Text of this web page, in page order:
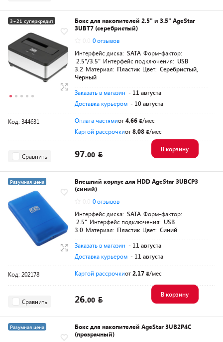
3+21 суперкредит
Разумная цена
Бокс для накопителей 2.5" и 3.5" AgeStar
3UBT7 (серебристый)
0 отзывов
Интерфейс диска: SATA Форм-фактор:
2.5"/3.5" Интерфейс подключения: USB
3.2 Материал: Пластик Цвет: Серебристый,
Черный
Заказать в магазин - 11 августа
Доставка курьером - 10 августа
Код: 344631 Оплата частямиот4,66
/мес
Картой рассрочкиот8,08 /мес
Сравнить 97.00
В корзину
Разумная цена
Внешний корпус для HDD AgeStar 3UBCP3
(синий)
0 отзывов
Интерфейс диска: SATA Форм-фактор:
2.5" Интерфейс подключения: USB
3.0 Материал: Пластик Цвет: Синий
Заказать в магазин - 11 августа
Доставка курьером - 11 августа
Код: 202178 Картой рассрочкиот2,17 /мес
Сравнить 26.00
В корзину
Разумная цена
Бокс для накопителей AgeStar 3UB2P4C
(прозрачный)